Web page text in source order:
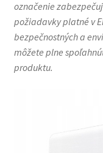
označenie
požiadavky platné v
bezpečnostných a
môžete plne
produktu.